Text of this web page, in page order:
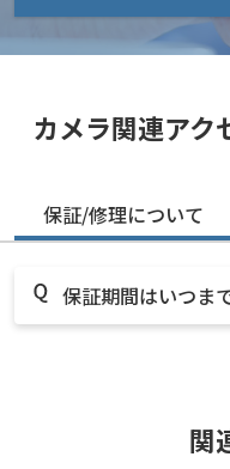
カメラ関連アク
保証/修理について
保証期間はいつま
関